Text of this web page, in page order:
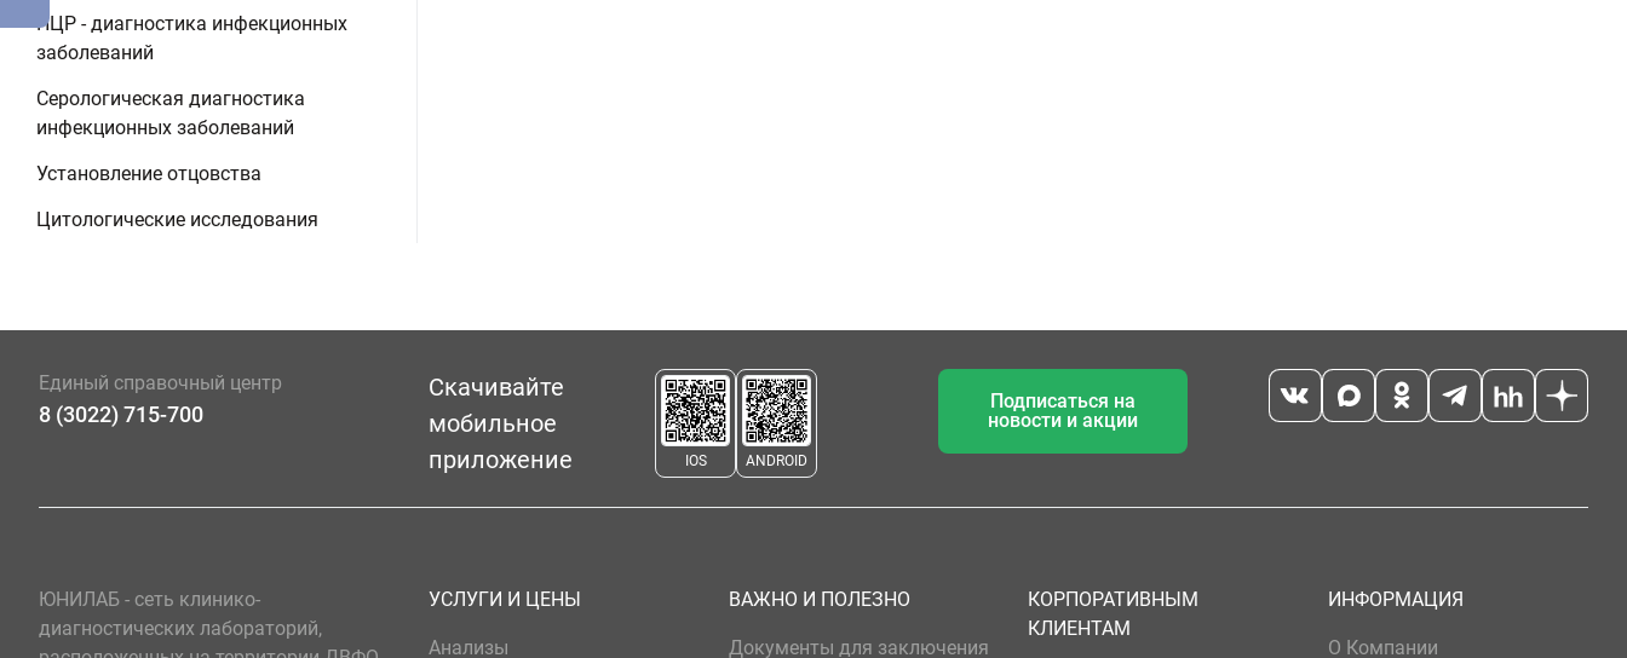
ПЦР - диагностика инфекционных
заболеваний
Серологическая диагностика
инфекционных заболеваний
Установление отцовства
Цитологические исследования
Единый справочный центр
8 (3022) 715-700
Скачивайте
мобильное
приложение
IOS ANDROID
Подписаться на
новости и акции
ЮНИЛАБ - сеть клинико-
диагностических лабораторий,
УСЛУГИ И ЦЕНЫ
Анализы
ВАЖНО И ПОЛЕЗНО
Документы для заключения
КОРПОРАТИВНЫМ
КЛИЕНТАМ
ИНФОРМАЦИЯ
О Компании